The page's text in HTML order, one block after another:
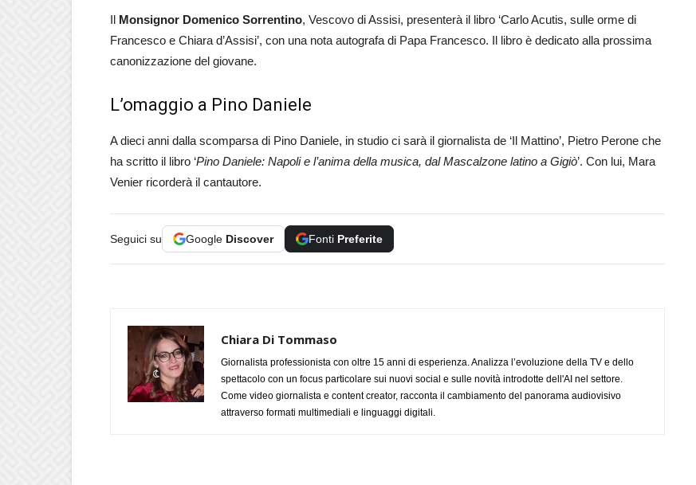
Il Monsignor Domenico Sorrentino, Vescovo di Assisi, presenterà il libro ‘Carlo Acutis, sulle orme di
Francesco e Chiara d’Assisi’, con una nota autografa di Papa Francesco. Il libro è dedicato alla prossima
canonizzazione del giovane.
L’omaggio a Pino Daniele
A dieci anni dalla scomparsa di Pino Daniele, in studio ci sarà il giornalista de ‘Il Mattino’, Pietro Perone che
ha scritto il libro ‘Pino Daniele: Napoli e l’anima della musica, dal Mascalzone latino a Gigiò’. Con lui, Mara
Venier ricorderà il cantautore.
Seguici su Google Discover Fonti Preferite
Chiara Di Tommaso
Giornalista professionista con oltre 15 anni di esperienza. Analizza l’evoluzione della TV e dello
spettacolo con un focus particolare sui nuovi social e sulle novità introdotte dell'AI nel settore.
Come video giornalista e content creator, racconta il cambiamento del panorama audiovisivo
attraverso formati multimediali e linguaggi digitali.